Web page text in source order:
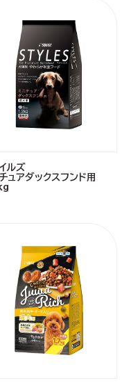
ルズ
ュアダックスフンド用